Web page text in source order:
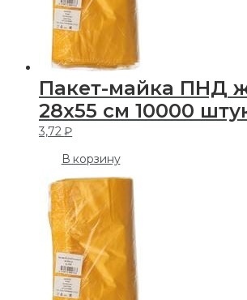
Пакет-майка ПНД
28х55 см 10000
3,72₽
В корзину